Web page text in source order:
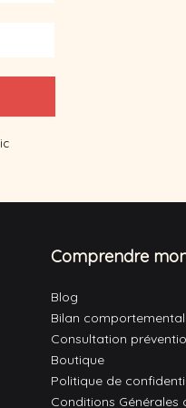
Comprendre
Blog
Bilan comportemental
Consultation
Boutique
Politique de
Conditions Générales